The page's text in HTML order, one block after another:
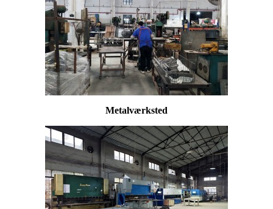
Metalværksted